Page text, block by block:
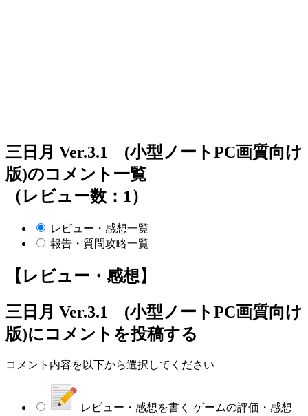
三日月 Ver.3.1 (小型ノートPC画質向け
版)のコメント一覧
（レビュー数：1）
レビュー・感想一覧
報告・質問攻略一覧
【レビュー・感想】
三日月 Ver.3.1 (小型ノートPC画質向け
版)にコメントを投稿する
コメント内容を以下から選択してください
レビュー・感想を書く ゲームの評価・感想